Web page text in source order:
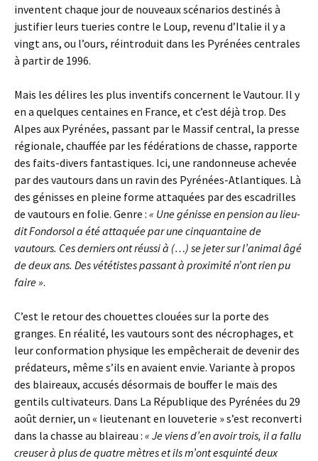
inventent chaque jour de nouveaux scénarios destinés à
justifier leurs tueries contre le Loup, revenu d’Italie il y a
vingt ans, ou l’ours, réintroduit dans les Pyrénées centrales
à partir de 1996.
Mais les délires les plus inventifs concernent le Vautour. Il y
en a quelques centaines en France, et c’est déjà trop. Des
Alpes aux Pyrénées, passant par le Massif central, la presse
régionale, chauffée par les fédérations de chasse, rapporte
des faits-divers fantastiques. Ici, une randonneuse achevée
par des vautours dans un ravin des Pyrénées-Atlantiques. Là
des génisses en pleine forme attaquées par des escadrilles
de vautours en folie. Genre : « Une génisse en pension au lieu-
dit Fondorsol a été attaquée par une cinquantaine de
vautours. Ces derniers ont réussi à (…) se jeter sur l’animal âgé
de deux ans. Des vététistes passant à proximité n’ont rien pu
faire ».
C’est le retour des chouettes clouées sur la porte des
granges. En réalité, les vautours sont des nécrophages, et
leur conformation physique les empêcherait de devenir des
prédateurs, même s’ils en avaient envie. Variante à propos
des blaireaux, accusés désormais de bouffer le maïs des
gentils cultivateurs. Dans La République des Pyrénées du 29
août dernier, un « lieutenant en louveterie » s’est reconverti
dans la chasse au blaireau : « Je viens d’en avoir trois, il a fallu
creuser à plus de quatre mètres et ils m’ont esquinté deux